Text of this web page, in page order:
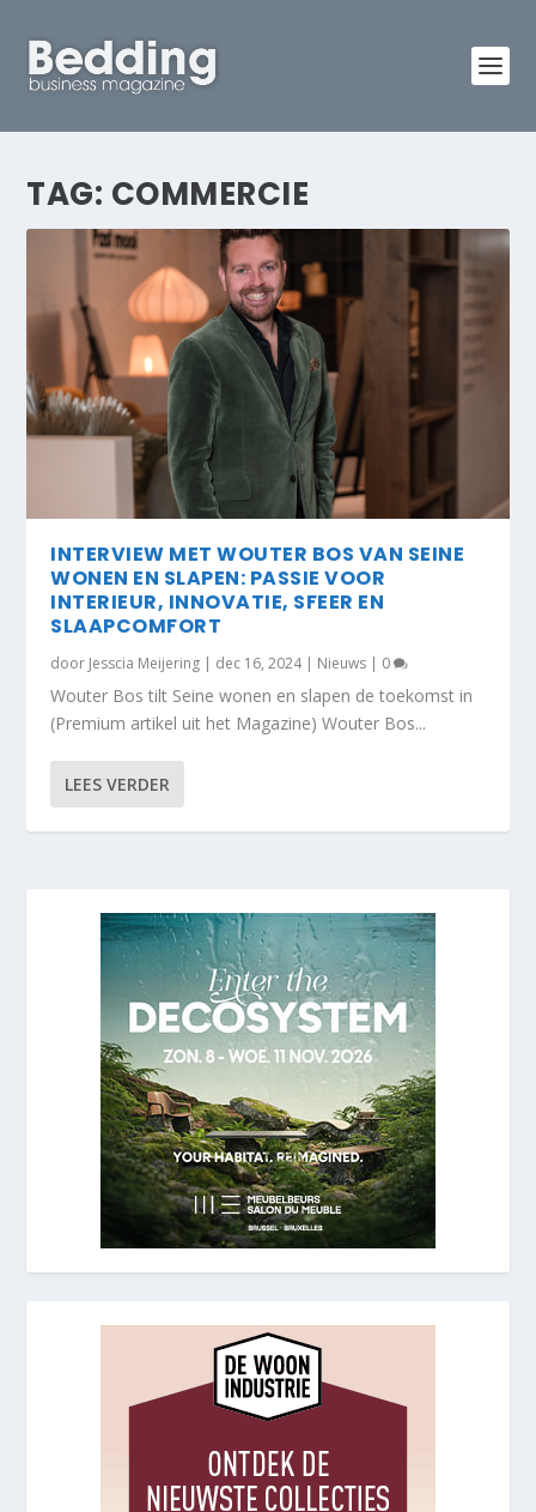
TAG: COMMERCIE
INTERVIEW MET WOUTER BOS VAN SEINE
WONEN EN SLAPEN: PASSIE VOOR
INTERIEUR, INNOVATIE, SFEER EN
SLAAPCOMFORT
door Jesscia Meijering | dec 16, 2024| Nieuws | 0
Wouter Bos tilt Seine wonen en slapen de toekomst in
(Premium artikel uit het Magazine) Wouter Bos...
LEES VERDER